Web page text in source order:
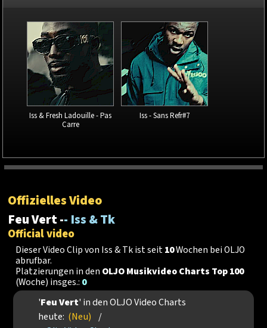
Iss & Fresh Ladouille - Pas
Carre
Iss - Sans Refr#7
Offizielles Video
Feu Vert -- Iss & Tk
Official video
Dieser Video Clip von Iss & Tk ist seit10Wochen bei OLJO
abrufbar.
Platzierungen in den OLJO Musikvideo Charts Top 100
(Woche) insges.: 0
'Feu Vert' in den OLJO Video Charts
heute: (Neu)
/